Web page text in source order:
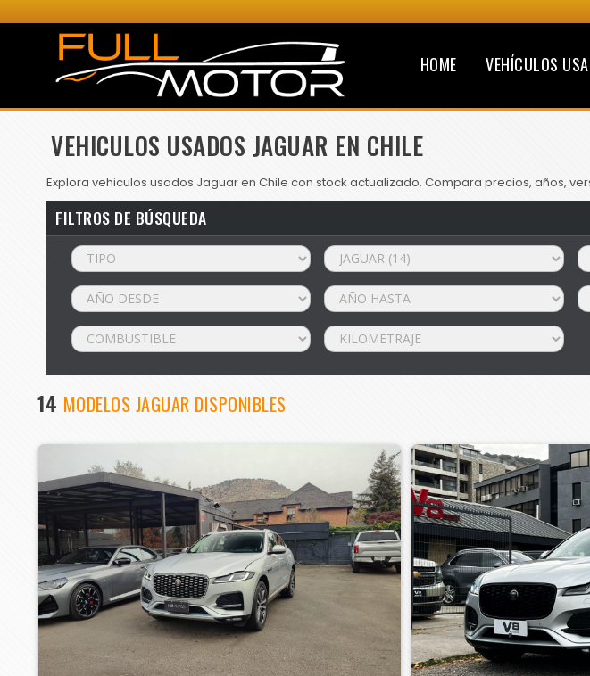
HOME VEHÍCULOS
VEHICULOS USADOS JAGUAR EN CHILE
Explora vehiculos usados Jaguar en Chile con stock actualizado. Compara precios, años,
FILTROS DE BÚSQUEDA
14 MODELOS JAGUAR DISPONIBLES